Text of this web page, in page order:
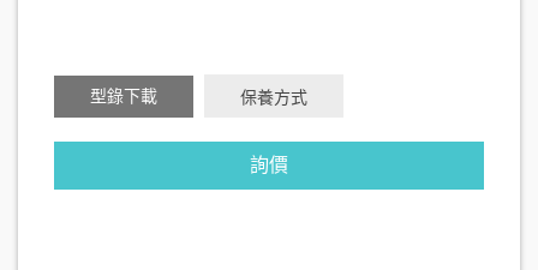
型錄下載 保養方式
詢價